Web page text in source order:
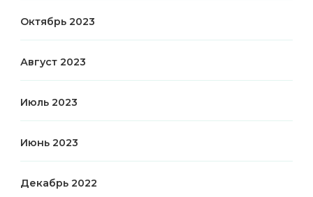
Октябрь 2023
Август 2023
Июль 2023
Июнь 2023
Декабрь 2022